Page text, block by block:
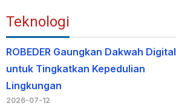
Teknologi
ROBEDER Gaungkan Dakwah Digital
untuk Tingkatkan Kepedulian
Lingkungan
2026-07-12